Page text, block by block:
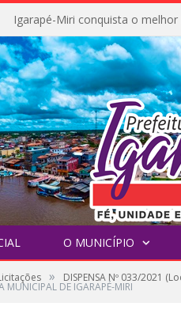
O MUNICÍPIO
» DISPENSA Nº 033/2021
DE IGARAPÉ-MIRI